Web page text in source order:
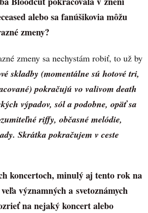
alebo sa fanúšikovia môžu
zmeny?
zmeny sa nechystám robiť, to už by
skladby (momentálne sú hotové tri,
pokračujú vo valivom death
výpadov, sól a podobne, opäť sa
riffy, občasné melódie,
Skrátka pokračujem v ceste
koncertoch, minulý aj tento rok na
významných a svetoznámych
na nejaký koncert alebo